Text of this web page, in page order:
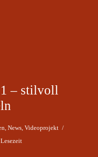
– stilvoll
,News ,Videoprojekt